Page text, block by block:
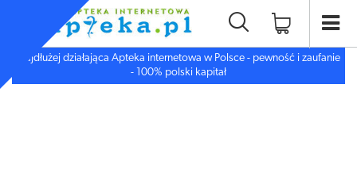
Najdłużej działająca Apteka internetowa w Polsce - pewność i zaufanie
- 100% polski kapitał